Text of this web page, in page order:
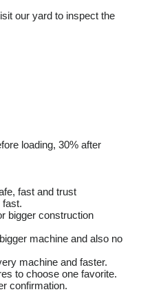
our yard to inspect the
loading, 30% after
fast and trust
fast.
bigger construction
machine and also no
machine and faster.
to choose one favorite.
confirmation.